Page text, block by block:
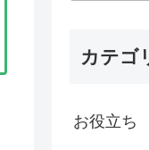
カテゴ
お役立ち